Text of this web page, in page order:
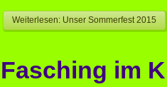
Weiterlesen: Unser Sommerfest 2015
Fasching im